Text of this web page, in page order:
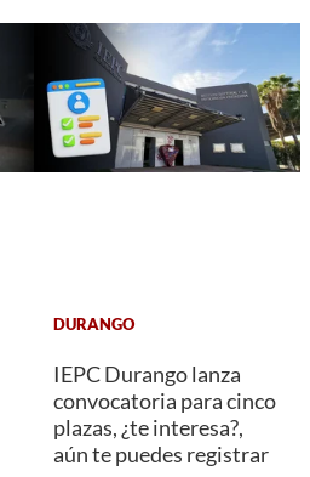
DURANGO
IEPC Durango lanza
convocatoria para cinco
plazas, ¿te interesa?,
aún te puedes registrar